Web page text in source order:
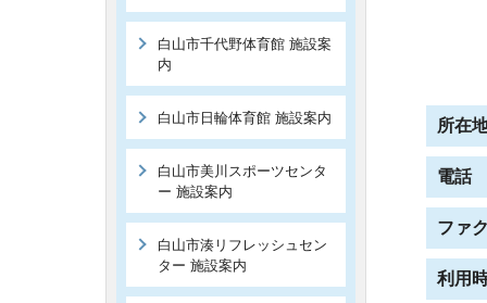
所在
電話
ファ
利用
白山市千代野体育館 施設案
内
白山市日輪体育館 施設案内
白山市美川スポーツセンタ
ー 施設案内
白山市湊リフレッシュセン
ター 施設案内